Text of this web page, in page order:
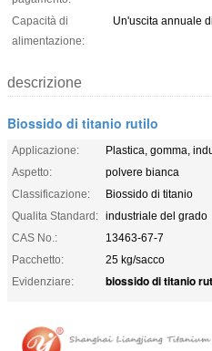
Capacità di
alimentazione:
Un'uscita annuale
descrizione
Biossido di titanio rutilo
Applicazione:
Plastica, gomma,
Aspetto:
polvere bianca
Classificazione:
Biossido di titanio
Qualita Standard: industriale del grado
CAS No.:
13463-67-7
Pacchetto:
25 kg/sacco
Evidenziare:
biossido di titanio